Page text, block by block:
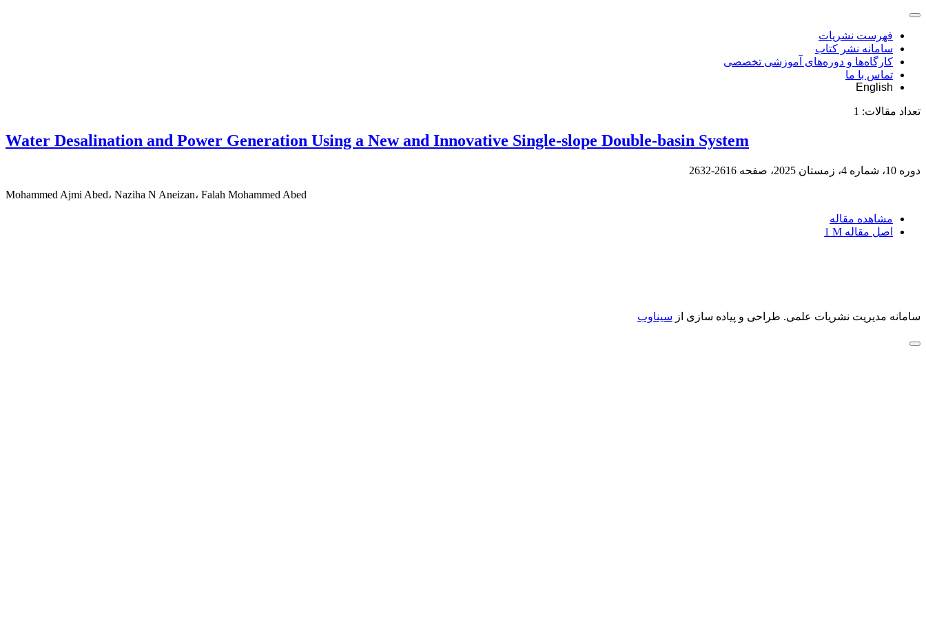
فهرست نشریات
سامانه نشر کتاب
کارگاه‌ها و دوره‌های آموزشی تخصصی
تماس با ما
English
تعداد مقالات: 1
Water Desalination and Power Generation Using a New and Innovative Single-slope Double-basin System
دوره 10، شماره 4، زمستان 2025، صفحه 2616-2632
Mohammed Ajmi Abed، Naziha N Aneizan، Falah Mohammed Abed
مشاهده مقاله
اصل مقاله 1 M
سامانه مدیریت نشریات علمی. طراحی و پیاده سازی از سیناوب